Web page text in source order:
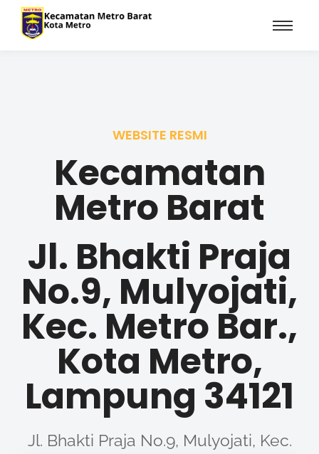
WEBSITE RESMI
Kecamatan
Metro Barat
Jl. Bhakti Praja
No.9, Mulyojati,
Kec. Metro Bar.,
Kota Metro,
Lampung 34121
Jl. Bhakti Praja No.9, Mulyojati, Kec.